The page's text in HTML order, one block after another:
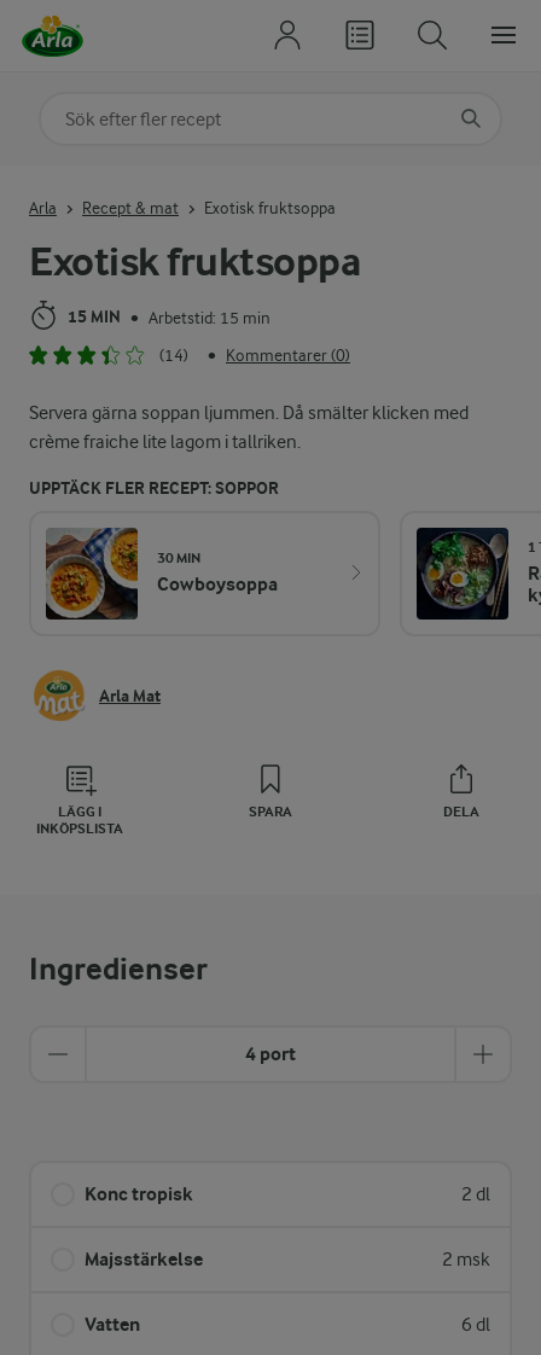
Exotisk fruktsoppa
15 MIN • Arbetstid: 15 min
(14)
• Kommentarer (0)
Servera gärna soppan ljummen. Då smälter klicken med
crème fraiche lite lagom i tallriken.
UPPTÄCK FLER RECEPT: SOPPOR
30 MIN
Cowboysoppa
1
Arla Mat
LÄGG I
INKÖPSLISTA
SPARA DELA
Arla Recept & mat Exotisk fruktsoppa
Ingredienser
4 port
Konc tropisk 2 dl
Majsstärkelse 2 msk
Vatten 6 dl
Sök på kategori eller ingrediens